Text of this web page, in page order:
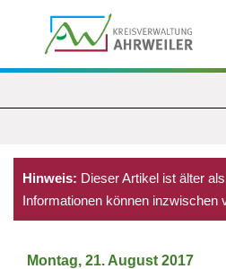
Hinweis: Dieser Artikel ist älter
Informationen können inzwischen
Montag, 21. August 2017